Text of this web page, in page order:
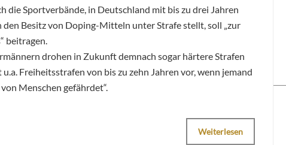
die Sportverbände, in Deutschland mit bis zu drei Jahren
den Besitz von Doping-Mitteln unter Strafe stellt, soll „zur
beitragen.
drohen in Zukunft demnach sogar härtere Strafen
Freiheitsstrafen von bis zu zehn Jahren vor, wenn jemand
Menschen gefährdet“.
Weiterlesen